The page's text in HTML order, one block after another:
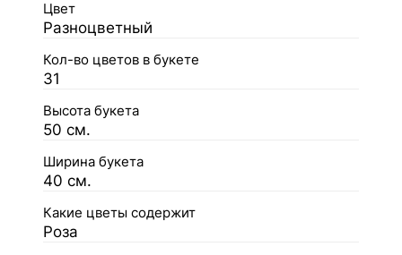
Цвет
Разноцветный
Кол-во цветов в букете
31
Высота букета
50 см.
Ширина букета
40 см.
Какие цветы содержит
Роза